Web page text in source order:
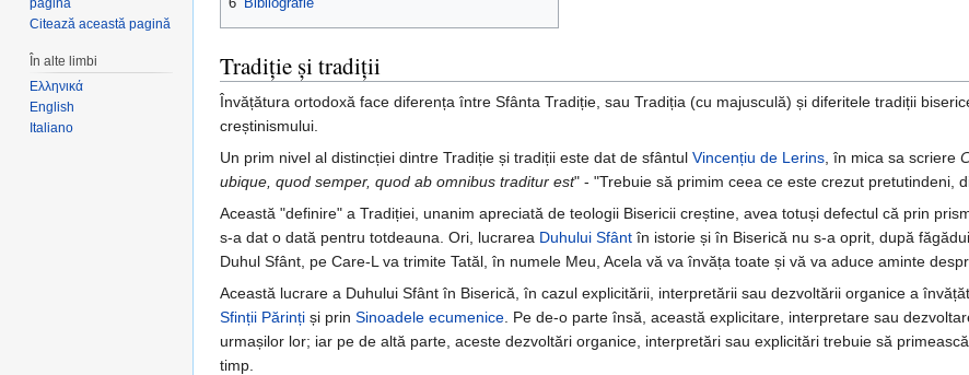
Tradiție și tradiții
Învățătura ortodoxă face diferența între Sfânta Tradiție, sau Tradiția (cu majusculă) și diferitele tradiții
creștinismului.
Un prim nivel al distincției dintre Tradiție și tradiții este dat de sfântul Vincențiu de Lerins , în mica sa scriere
ubique, quod semper, quod ab omnibus traditur est" - "Trebuie să primim ceea ce este crezut pretutindeni,
Această "definire" a Tradiției, unanim apreciată de teologii Bisericii creștine, avea totuși defectul că prin
s-a dat o dată pentru totdeauna. Ori, lucrarea Duhului Sfânt în istorie și în Biserică nu s-a oprit, după
Duhul Sfânt, pe Care-L va trimite Tatăl, în numele Meu, Acela vă va învăța toate și vă va aduce aminte
Această lucrare a Duhului Sfânt în Biserică, în cazul explicitării, interpretării sau dezvoltării organice a
Sfinții Părinți și prin Sinoadele ecumenice . Pe de-o parte însă, această explicitare, interpretare sau
urmașilor lor; iar pe de altă parte, aceste dezvoltări organice, interpretări sau explicitări trebuie să
timp.
Citează această pagină
În alte limbi
Ελληνικά
English
Italiano